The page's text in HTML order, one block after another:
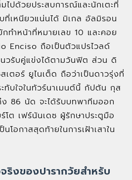
ไปด้วยประสบการณ์และนักเตะที่
ที่เหนียวแน่นได้ มิเกล อัลมิรอน
ทำหน้าที่หมายเลข 10 และคอย
Enciso ถือเป็นตัวแปรไวลด์
นวรับคู่แข่งได้ตามวันฟิต ส่วน ดิ
เตอร์ ยูไนเต็ด ถือว่าเป็นดาวรุ่งที่
ทับใจในทัวร์นาเมนต์นี้ กัปตัน กุส
ง 86 นัด จะได้รับบทพาทีมออก
โต เฟร์นันเดซ ผู้รักษาประตูมือ
นโอกาสสุดท้ายในการเฝ้าเสาใน
ริงของปารากวัยสำหรับ